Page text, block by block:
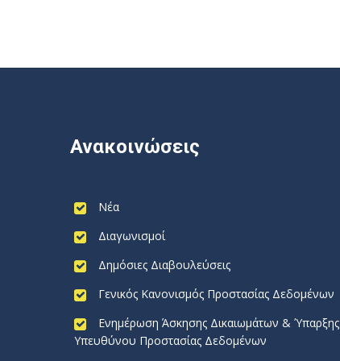
Ανακοινώσεις
Νέα
Διαγωνισμοί
Δημόσιες Διαβουλεύσεις
Γενικός Κανονισμός Προστασίας Δεδομένων
Ενημέρωση Άσκησης Δικαιωμάτων & Ύπαρξης
Υπευθύνου Προστασίας Δεδομένων